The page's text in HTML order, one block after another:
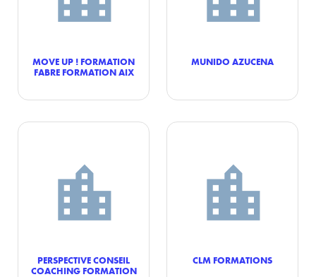
MOVE UP ! FORMATION
FABRE FORMATION AIX
MUNIDO AZUCENA
PERSPECTIVE CONSEIL
COACHING FORMATION
CLM FORMATIONS